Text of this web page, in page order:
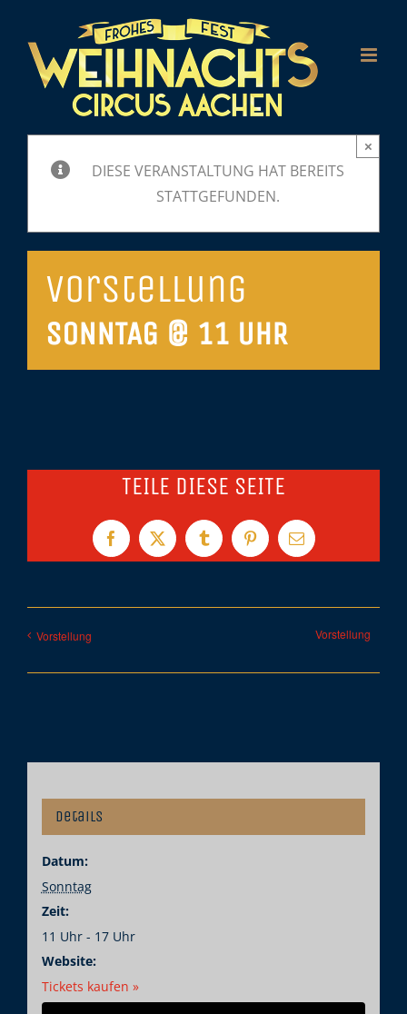
Inhalt
springen
DIESE VERANSTALTUNG HAT BEREITS
STATTGEFUNDEN.
×
Vorstellung
SONNTAG @ 11 UHR
TEILE DIESE SEITE
Facebook
X TumblrPinterest
E-
Mail
Vorstellung Vorstellung
Details
Datum:
Sonntag
Zeit:
11 Uhr - 17 Uhr
Website:
Tickets kaufen »